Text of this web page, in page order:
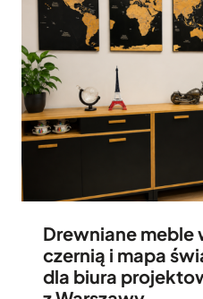
Drewniane meble
czernią i mapa
dla biura